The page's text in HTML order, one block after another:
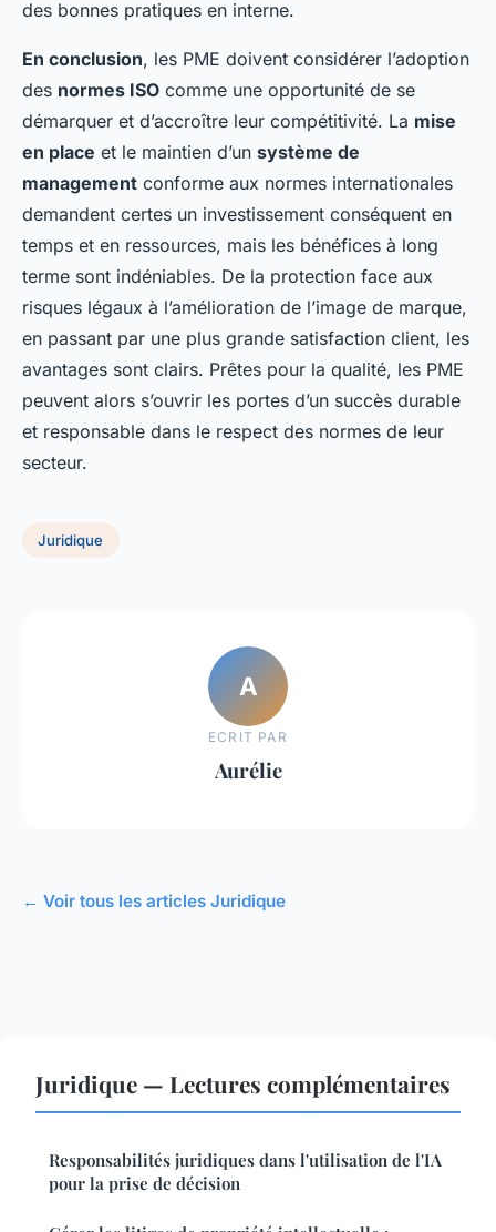
des bonnes pratiques en interne.
En conclusion, les PME doivent considérer l’adoption
des normes ISO comme une opportunité de se
démarquer et d’accroître leur compétitivité. La mise
en place et le maintien d’un système de
management conforme aux normes internationales
demandent certes un investissement conséquent en
temps et en ressources, mais les bénéfices à long
terme sont indéniables. De la protection face aux
risques légaux à l’amélioration de l’image de marque,
en passant par une plus grande satisfaction client, les
avantages sont clairs. Prêtes pour la qualité, les PME
peuvent alors s’ouvrir les portes d’un succès durable
et responsable dans le respect des normes de leur
secteur.
Juridique
A
ECRIT PAR
Aurélie
← Voir tous les articles Juridique
Juridique — Lectures complémentaires
Responsabilités juridiques dans l'utilisation de l'IA
pour la prise de décision